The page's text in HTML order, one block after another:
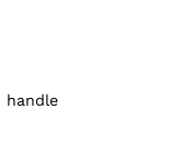
handle